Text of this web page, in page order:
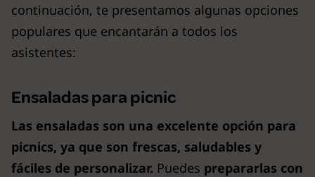
continuación, te presentamos algunas opciones
populares que encantarán a todos los
asistentes:
Ensaladas para picnic
Las ensaladas son una excelente opción para
picnics, ya que son frescas, saludables y
fáciles de personalizar. Puedes prepararlas con